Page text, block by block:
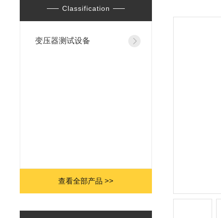
Classification
变压器测试设备
查看全部产品 >>